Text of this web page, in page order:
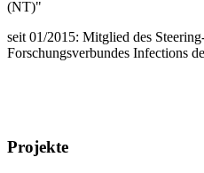
(NT)"
seit 01/2015: Mitglied des
Forschungsverbundes Infections
Projekte